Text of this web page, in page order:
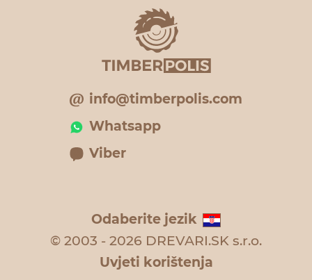
info@timberpolis.com
Whatsapp
Viber
Odaberite jezik
© 2003 - 2026 DREVARI.SK s.r.o.
Uvjeti korištenja